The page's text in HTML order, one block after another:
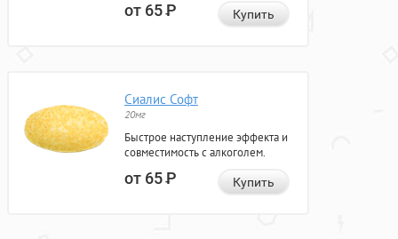
от 65Р Купить
Сиалис Софт
20мг
Быстрое наступление эффекта и
совместимость с алкоголем.
от 65Р Купить